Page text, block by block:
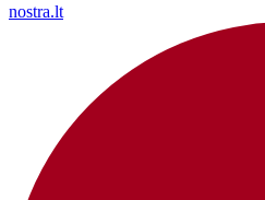
nostra.lt